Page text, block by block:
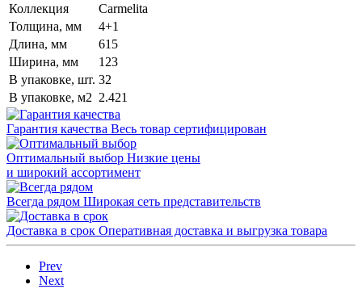
Коллекция
Carmelita
Толщина, мм
4+1
Длина, мм
615
Ширина, мм
123
В упаковке, шт. 32
В упаковке, м2 2.421
Гарантия качества Весь товар сертифицирован
Оптимальный выбор Низкие цены
и широкий ассортимент
Всегда рядом Широкая сеть представительств
Доставка в срок Оперативная доставка и выгрузка товара
Prev
Next